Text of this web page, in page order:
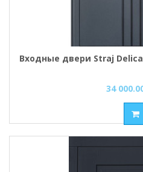
Входные двери Straj
34